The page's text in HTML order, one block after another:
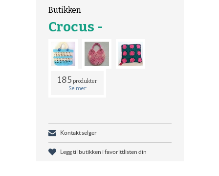
Butikken
Crocus -
185 produkter
Se mer
Kontakt selger
Legg til butikken i favorittlisten din